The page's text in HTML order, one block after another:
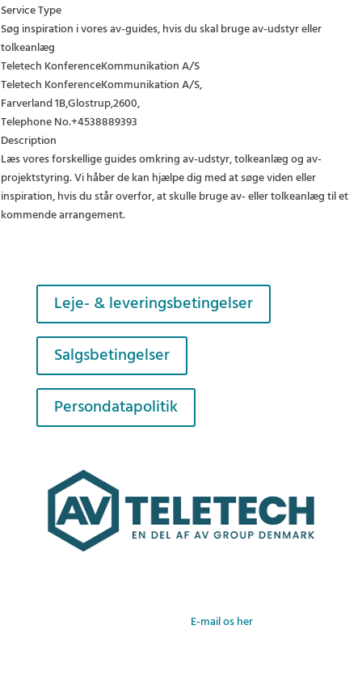
Service Type
Søg inspiration i vores av-guides, hvis du skal bruge av-udstyr eller
tolkeanlæg
Teletech KonferenceKommunikation A/S
Teletech KonferenceKommunikation A/S,
Farverland 1B,Glostrup,2600,
Telephone No.+4538889393
Description
Læs vores forskellige guides omkring av-udstyr, tolkeanlæg og av-
projektstyring. Vi håber de kan hjælpe dig med at søge viden eller
inspiration, hvis du står overfor, at skulle bruge av- eller tolkeanlæg til et
kommende arrangement.
Leje- & leveringsbetingelser
Salgsbetingelser
Persondatapolitik
E-mail os her